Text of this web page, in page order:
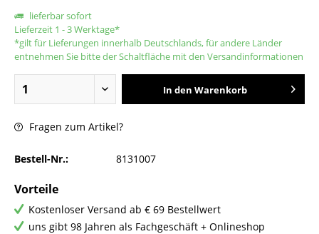
lieferbar sofort
Lieferzeit 1 - 3 Werktage*
*gilt für Lieferungen innerhalb Deutschlands, für andere Länder
entnehmen Sie bitte der Schaltfläche mit den Versandinformationen
In den Warenkorb
Fragen zum Artikel?
Bestell-Nr.: 8131007
Vorteile
Kostenloser Versand ab € 69 Bestellwert
uns gibt 98 Jahren als Fachgeschäft + Onlineshop